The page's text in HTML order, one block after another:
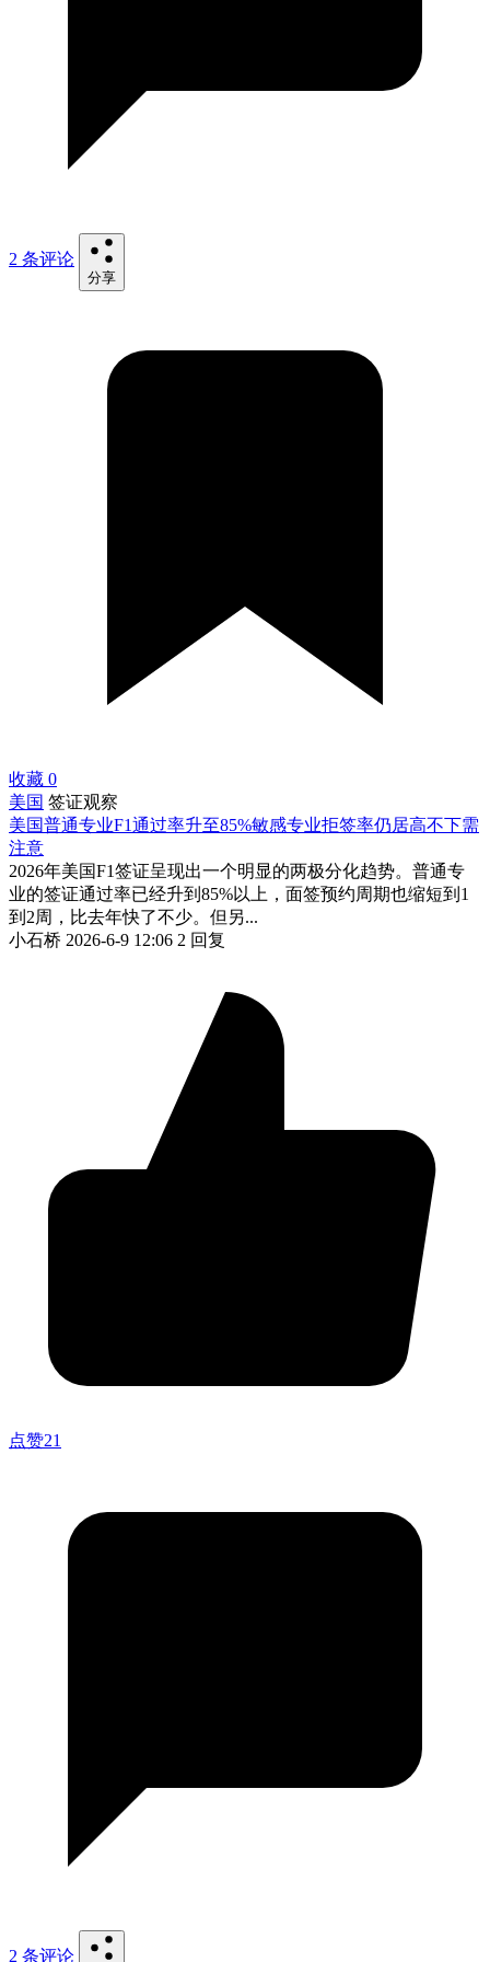
2 条评论
分享
收藏 0
美国 签证观察
美国普通专业F1通过率升至85%敏感专业拒签率仍居高不下需
注意
2026年美国F1签证呈现出一个明显的两极分化趋势。普通专
业的签证通过率已经升到85%以上，面签预约周期也缩短到1
到2周，比去年快了不少。但另...
小石桥 2026-6-9 12:06 2 回复
点赞21
2 条评论